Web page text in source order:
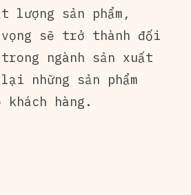
lượng sản phẩm,
sẽ trở thành đối
ngành sản xuất
lại những sản phẩm
hàng.